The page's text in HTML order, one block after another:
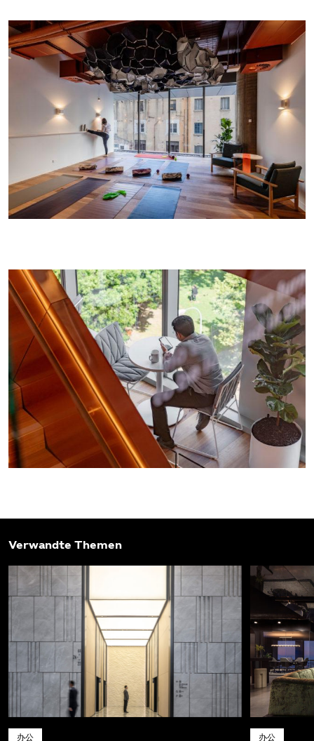
Verwandte Themen
办公 办公